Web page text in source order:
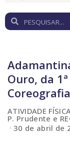
Ouro, da
ATIVIDADE
P. Prudente e
30 de abril de